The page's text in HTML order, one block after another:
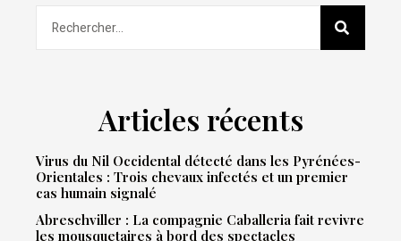
Articles récents
Virus du Nil Occidental détecté dans les Pyrénées-
Orientales : Trois chevaux infectés et un premier
cas humain signalé
Abreschviller : La compagnie Caballeria fait revivre
les mousquetaires à bord des spectacles